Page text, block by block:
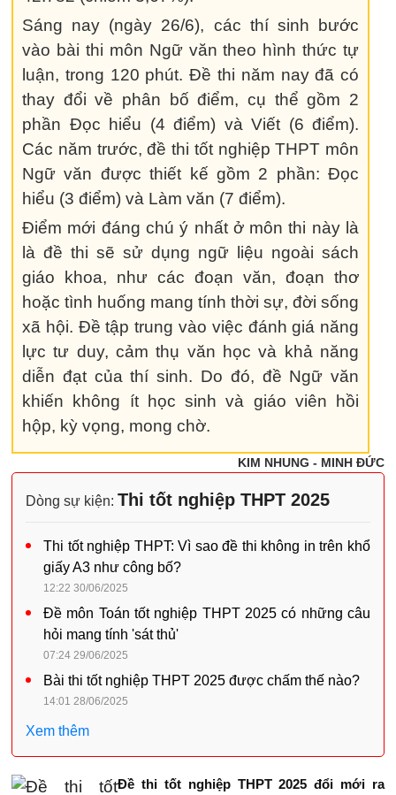
Sáng nay (ngày 26/6), các thí sinh bước
vào bài thi môn Ngữ văn theo hình thức tự
luận, trong 120 phút. Đề thi năm nay đã có
thay đổi về phân bố điểm, cụ thể gồm 2
phần Đọc hiểu (4 điểm) và Viết (6 điểm).
Các năm trước, đề thi tốt nghiệp THPT môn
Ngữ văn được thiết kế gồm 2 phần: Đọc
hiểu (3 điểm) và Làm văn (7 điểm).
Điểm mới đáng chú ý nhất ở môn thi này là
là đề thi sẽ sử dụng ngữ liệu ngoài sách
giáo khoa, như các đoạn văn, đoạn thơ
hoặc tình huống mang tính thời sự, đời sống
xã hội. Đề tập trung vào việc đánh giá năng
lực tư duy, cảm thụ văn học và khả năng
diễn đạt của thí sinh. Do đó, đề Ngữ văn
khiến không ít học sinh và giáo viên hồi
hộp, kỳ vọng, mong chờ.
KIM NHUNG - MINH ĐỨC
Dòng sự kiện: Thi tốt nghiệp THPT 2025
Thi tốt nghiệp THPT: Vì sao đề thi không in trên khổ
giấy A3 như công bố?
12:22 30/06/2025
Đề môn Toán tốt nghiệp THPT 2025 có những câu
hỏi mang tính 'sát thủ'
07:24 29/06/2025
Bài thi tốt nghiệp THPT 2025 được chấm thế nào?
14:01 28/06/2025
Xem thêm
Đề thi tốt nghiệp THPT 2025 đổi mới ra